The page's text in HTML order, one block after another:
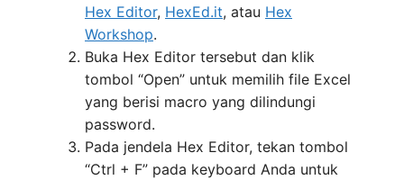
Hex Editor, HexEd.it, atau Hex
Workshop.
Buka Hex Editor tersebut dan klik
tombol “Open” untuk memilih file Excel
yang berisi macro yang dilindungi
password.
Pada jendela Hex Editor, tekan tombol
“Ctrl + F” pada keyboard Anda untuk